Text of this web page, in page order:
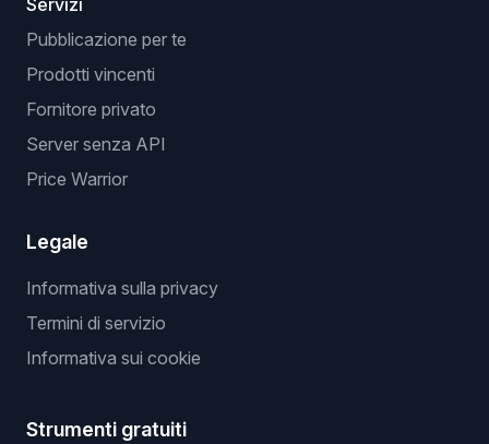
Servizi
Pubblicazione per te
Prodotti vincenti
Fornitore privato
Server senza API
Price Warrior
Legale
Informativa sulla privacy
Termini di servizio
Informativa sui cookie
Strumenti gratuiti